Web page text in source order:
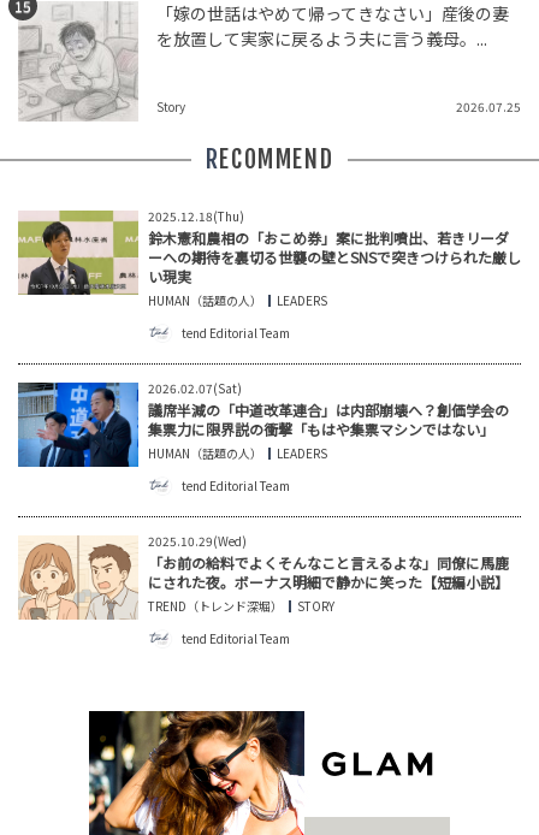
「嫁の世話はやめて帰ってきなさい」産後の妻
を放置して実家に戻るよう夫に言う義母。...
Story 2026.07.25
RECOMMEND
2025.12.18(Thu)
鈴木憲和農相の「おこめ券」案に批判噴出、若きリーダ
ーへの期待を裏切る世襲の壁とSNSで突きつけられた厳し
い現実
HUMAN（話題の人）
LEADERS
tend Editorial Team
2026.02.07(Sat)
議席半減の「中道改革連合」は内部崩壊へ？創価学会の
集票力に限界説の衝撃「もはや集票マシンではない」
HUMAN（話題の人）
LEADERS
tend Editorial Team
2025.10.29(Wed)
「お前の給料でよくそんなこと言えるよな」同僚に馬鹿
にされた夜。ボーナス明細で静かに笑った【短編小説】
TREND（トレンド深堀）
STORY
tend Editorial Team